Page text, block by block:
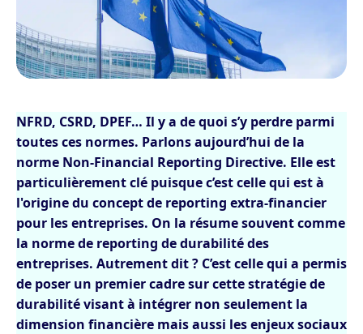
NFRD, CSRD, DPEF… Il y a de quoi s’y perdre parmi
toutes ces normes. Parlons aujourd’hui de la
norme Non-Financial Reporting Directive. Elle est
particulièrement clé puisque c’est celle qui est à
l'origine du concept de reporting extra-financier
pour les entreprises. On la résume souvent comme
la norme de reporting de durabilité des
entreprises. Autrement dit ? C’est celle qui a permis
de poser un premier cadre sur cette stratégie de
durabilité visant à intégrer non seulement la
dimension financière mais aussi les enjeux sociaux